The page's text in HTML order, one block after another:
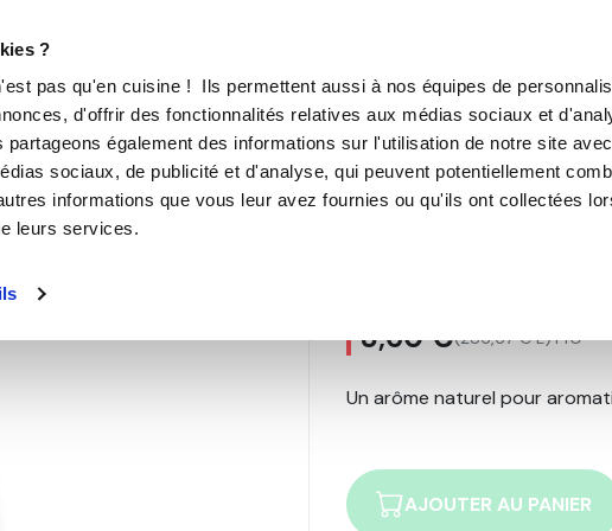
?
pas qu'en cuisine ! Ils permettent aussi à nos équipes de
d'offrir des fonctionnalités relatives aux médias sociaux et
partageons également des informations sur l'utilisation de notre site
sociaux, de publicité et d'analyse, qui peuvent potentiellement
informations que vous leur avez fournies ou qu'ils ont collectées
leurs services.
MISE SOUS VIDE MACHINE À CAFÉ MACHINE À GLACE
fraise des bois 30 ml
8,60 €(286,67 € L)TTC
Un arôme naturel pour
AJOUTER AU PANIER